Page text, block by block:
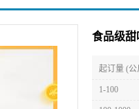
食品级甜
起订量 (公
1-100